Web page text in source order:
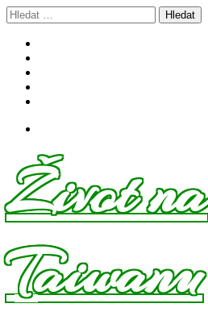
Skip
to
content
Vyhledávání
Život na
Taiwanu